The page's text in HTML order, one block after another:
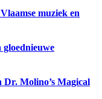
muziek en
gloednieuwe
Molino’s Magical